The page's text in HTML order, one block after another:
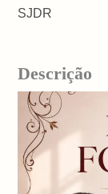
SJDR
Descrição